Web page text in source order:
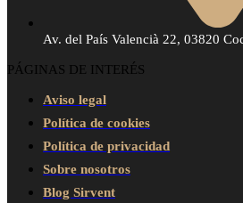
Av. del País Valencià 22, 03820
PÁGINAS DE INTERÉS
Aviso legal
Política de cookies
Política de privacidad
Sobre nosotros
Blog Sirvent